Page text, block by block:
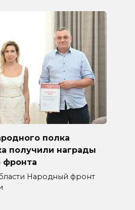
полка
получили награды
фронта
Народный фронт